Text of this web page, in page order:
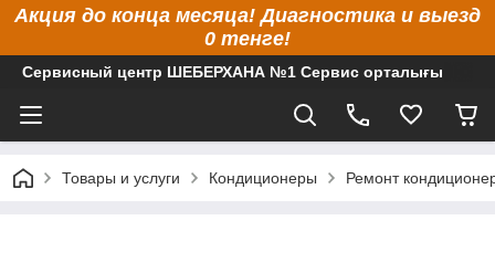
Акция до конца месяца! Диагностика и выезд
0 тенге!
Сервисный центр ШЕБЕРХАНА №1 Сервис орталығы
Товары и услуги Кондиционеры Ремонт